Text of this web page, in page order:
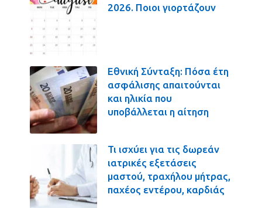
2026. Ποιοι γιορτάζουν
Εθνική Σύνταξη: Πόσα έτη
ασφάλισης απαιτούνται
και ηλικία που
υποβάλλεται η αίτηση
Τι ισχύει για τις δωρεάν
ιατρικές εξετάσεις
μαστού, τραχήλου μήτρας,
παχέος εντέρου, καρδιάς